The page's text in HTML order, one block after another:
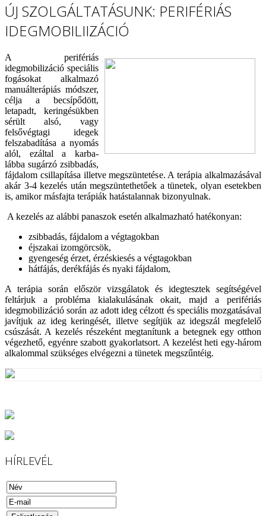
ÚJ SZOLGÁLTATÁSUNK: PERIFÉRIÁS
IDEGMOBILIIZÁCIÓ
A perifériás
idegmobilizáció speciális
fogásokat alkalmazó
manuálterápiás módszer,
célja a becsípődött,
letapadt, keringésükben
sérült alsó, vagy
felsővégtagi idegek
felszabadítása a nyomás
alól, ezáltal a karba-
lábba sugárzó zsibbadás,
fájdalom csillapítása illetve megszüntetése. A terápia alkalmazásával
akár 3-4 kezelés után megszüntethetőek a tünetek, olyan esetekben
is, amikor másfajta terápiák hatástalannak bizonyulnak.
A kezelés az alábbi panaszok esetén alkalmazható hatékonyan:
zsibbadás, fájdalom a végtagokban
éjszakai izomgörcsök,
gyengeség érzet, érzéskiesés a végtagokban
hátfájás, derékfájás és nyaki fájdalom,
A terápia során először vizsgálatok és idegtesztek segítségével
feltárjuk a probléma kialakulásának okait, majd a perifériás
idegmobilizáció során az adott ideg célzott és speciális mozgatásával
javítjuk az ideg keringését, illetve segítjük az idegszál megfelelő
csúszását. A kezelés részeként megtanítunk a betegnek egy otthon
végezhető, egyénre szabott gyakorlatsort. A kezelést heti egy-három
alkalommal szükséges elvégezni a tünetek megszűntéig.
HÍRLEVÉL